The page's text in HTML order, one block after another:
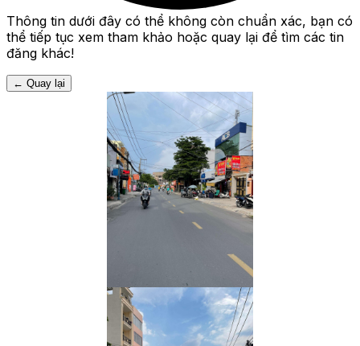
Thông tin dưới đây có thể không còn chuẩn xác, bạn có
thể tiếp tục xem tham khảo hoặc quay lại để tìm các tin
đăng khác!
← Quay lại